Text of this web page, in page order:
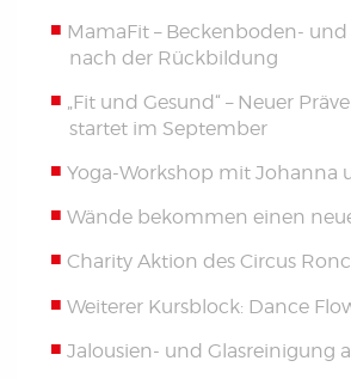
MamaFit – Beckenboden-
nach der Rückbildung
„Fit und Gesund“ – Neuer
startet im September
Yoga-Workshop mit Johanna
Wände bekommen einen
Charity Aktion des Circus
Weiterer Kursblock: Dance
Jalousien- und Glasreinigung